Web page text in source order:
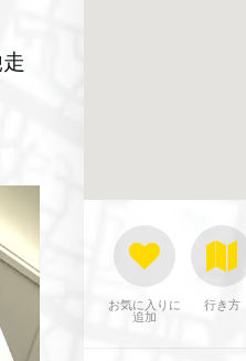
お気に入りに
追加
行き方